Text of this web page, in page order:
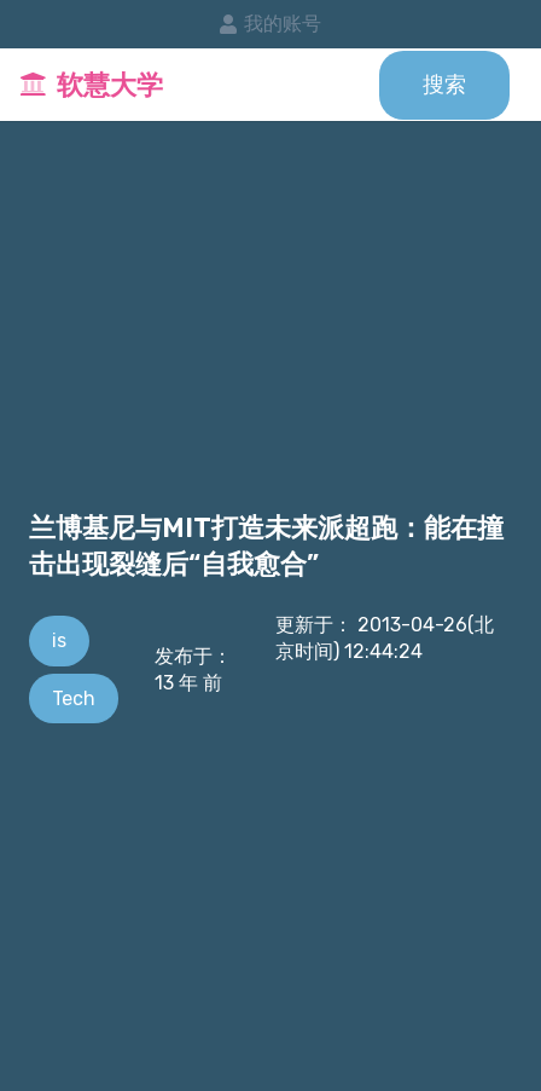
我的账号
软慧大学 搜索
兰博基尼与MIT打造未来派超跑：能在撞
击出现裂缝后“自我愈合”
is
Tech
发布于：
13 年 前
更新于： 2013-04-26(北
京时间) 12:44:24